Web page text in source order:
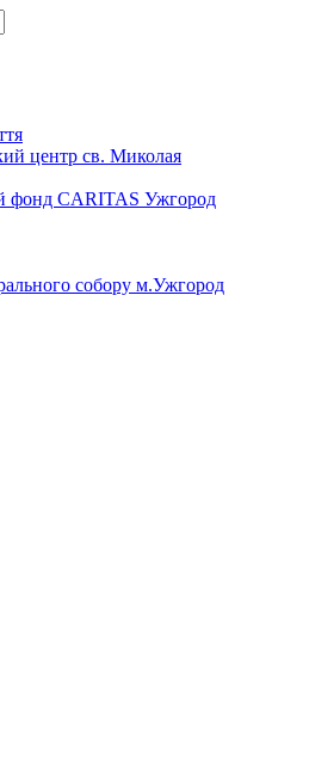
центр св. Миколая
фонд CARITAS Ужгород
собору м.Ужгород